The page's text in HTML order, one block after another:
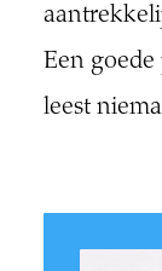
Een
leest